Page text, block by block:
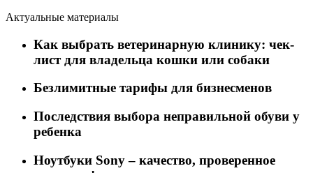
Актуальные материалы
Как выбрать ветеринарную клинику: чек-
лист для владельца кошки или собаки
Безлимитные тарифы для бизнесменов
Последствия выбора неправильной обуви у
ребенка
Ноутбуки Sony – качество, проверенное